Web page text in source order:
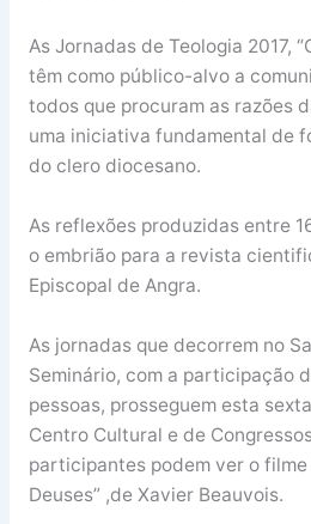
As Jornadas de Teologia 2017,
têm como público-alvo a
todos que procuram as razões
uma iniciativa fundamental de
do clero diocesano.
As reflexões produzidas entre
o embrião para a revista
Episcopal de Angra.
As jornadas que decorrem no
Seminário, com a participação
pessoas, prosseguem esta
Centro Cultural e de
participantes podem ver o filme
Deuses” ,de Xavier Beauvois.